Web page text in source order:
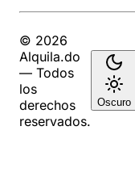
© 2026
Alquila.do
— Todos
los
derechos
reservados.
Oscuro